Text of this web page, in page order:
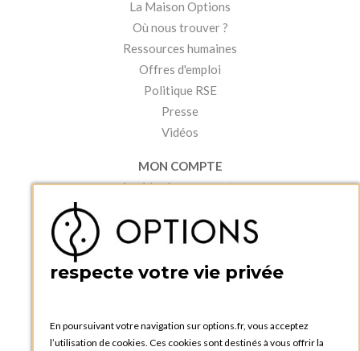
La Maison Options
Où nous trouver ?
Ressources humaines
Offres d'emploi
Politique RSE
Presse
Vidéos
MON COMPTE
Accéder à mon compte
Créer un compte
PRATIQUE
Catalogues et bons de commande
Tutoriels
respecte votre vie privée
En poursuivant votre navigation sur options.fr, vous acceptez
l’utilisation de cookies. Ces cookies sont destinés à vous offrir la